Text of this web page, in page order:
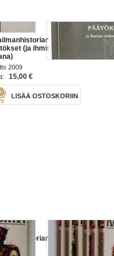
huonoimmat
(ja ihmiset niiden
2009
15,00 €
LISÄÄ OSTOSKORIIN
käännekohtia 1-